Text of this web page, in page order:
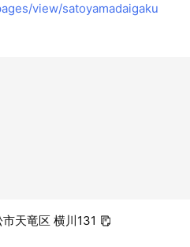
view/satoyamadaigaku
天竜区 横川131